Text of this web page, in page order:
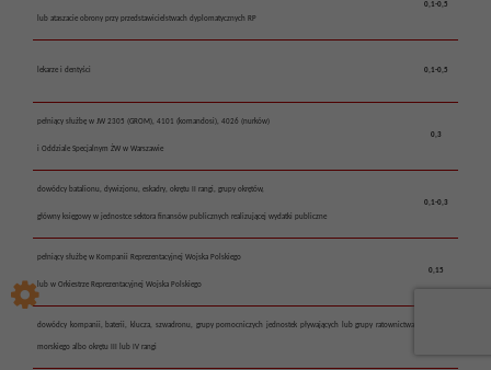
lub ataszacie obrony przy przedstawicielstwach dyplomatycznych RP
0,1-0,5
lekarze i dentyści 0,1-0,5
pełniący służbę w JW 2305 (GROM), 4101 (komandosi), 4026 (nurków)
i Oddziale Specjalnym ŻW w Warszawie
0,3
dowódcy batalionu, dywizjonu, eskadry, okrętu II rangi, grupy okrętów,
główny księgowy w jednostce sektora finansów publicznych realizującej wydatki publiczne
0,1-0,3
pełniący służbę w Kompanii Reprezentacyjnej Wojska Polskiego
lub w Orkiestrze Reprezentacyjnej Wojska Polskiego
0,15
dowódcy kompanii, baterii, klucza, szwadronu, grupy pomocniczych jednostek pływających lub grupy ratownictwa
morskiego albo okrętu III lub IV rangi